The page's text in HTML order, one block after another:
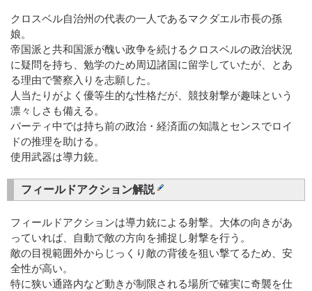
クロスベル自治州の代表の一人であるマクダエル市長の孫
娘。
帝国派と共和国派が醜い政争を続けるクロスベルの政治状況
に疑問を持ち、勉学のため周辺諸国に留学していたが、とあ
る理由で警察入りを志願した。
人当たりがよく優等生的な性格だが、競技射撃が趣味という
凛々しさも備える。
パーティ中では持ち前の政治・経済面の知識とセンスでロイ
ドの推理を助ける。
使用武器は導力銃。
フィールドアクション解説
フィールドアクションは導力銃による射撃。大体の向きがあ
っていれば、自動で敵の方向を捕捉し射撃を行う。
敵の目視範囲外からじっくり敵の背後を狙い撃てるため、安
全性が高い。
特に狭い通路内など動きが制限される場所で確実に奇襲を仕